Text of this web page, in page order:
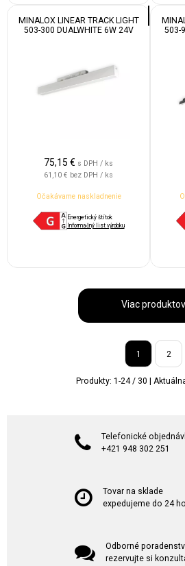
MINALOX LINEAR TRACK LIGHT
503-300 DUALWHITE 6W 24V
75,15 € s DPH / ks
61,10 € bez DPH / ks
Očakávame naskladnenie
Energetický štítok
Informačný list výrobku
503-
Viac produktov
1 2
Produkty: 1 -24/ 30 |
Telefonické
+421 948 302 251
Tovar na sklade
expedujeme do 24
Odborné
rezervujte si